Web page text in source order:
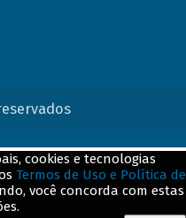
cookies e tecnologias
Termos de Uso e Política de
você concorda com estas